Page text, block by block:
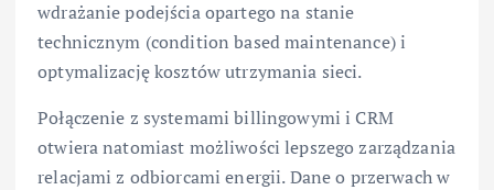
wdrażanie podejścia opartego na stanie
technicznym (condition based maintenance) i
optymalizację kosztów utrzymania sieci.
Połączenie z systemami billingowymi i CRM
otwiera natomiast możliwości lepszego zarządzania
relacjami z odbiorcami energii. Dane o przerwach w